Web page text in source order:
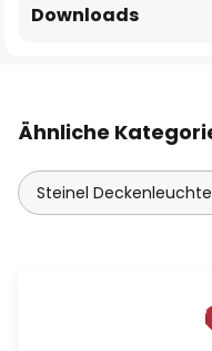
Downloads
Ähnliche
Steinel